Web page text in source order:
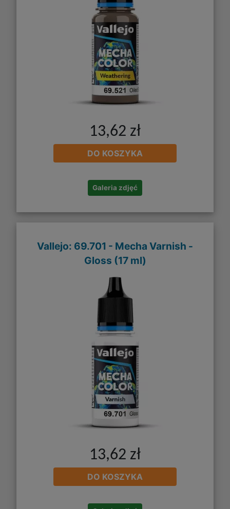
13,62 zł
DO KOSZYKA
Galeria zdjęć
Vallejo: 69.701 - Mecha Varnish -
Gloss (17 ml)
13,62 zł
DO KOSZYKA